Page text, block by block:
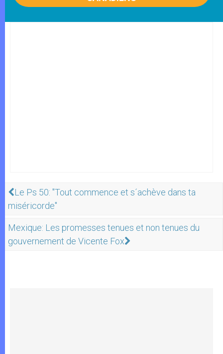
Le Ps 50: "Tout commence et s´achève dans ta
miséricorde"
Mexique: Les promesses tenues et non tenues du
gouvernement de Vicente Fox